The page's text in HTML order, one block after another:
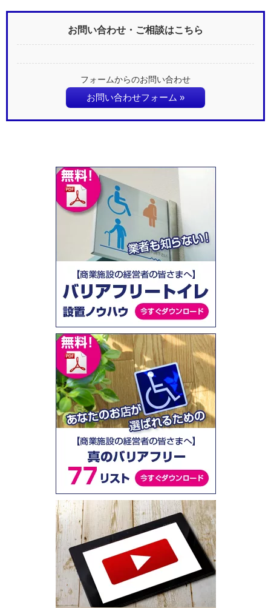
お問い合わせ・ご相談はこちら
フォームからのお問い合わせ
お問い合わせフォーム »